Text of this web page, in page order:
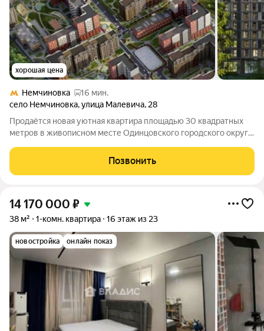
хорошая цена
Немчиновка
16 мин.
село Немчиновка,улица Малевича, 28
Продаётся новая уютная квартира площадью 30 квадратных
метров в живописном месте Одинцовского городского округа.
Возможность покупки в ипотеку, рассрочку или с
использованием материнского
Позвонить
14 170 000 ₽
38 м² 1-комн. квартира 16 этаж из 23
новостройка онлайн показ